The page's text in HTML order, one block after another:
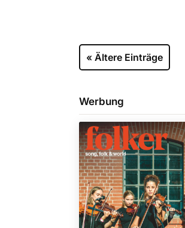
« Ältere Einträge
Werbung